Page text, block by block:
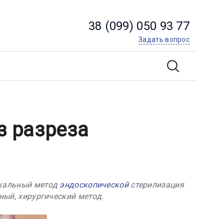
38 (099) 050 93 77
Задать вопрос
разреза
метод эндоскопической стерилизация
хирургический метод.